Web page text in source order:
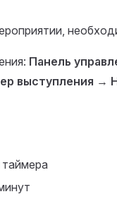
Панель
выступления →